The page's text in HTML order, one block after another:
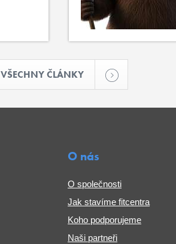
VŠECHNY ČLÁNKY
O nás
O společnosti
Jak stavíme fitcentra
Koho podporujeme
Naši partneři